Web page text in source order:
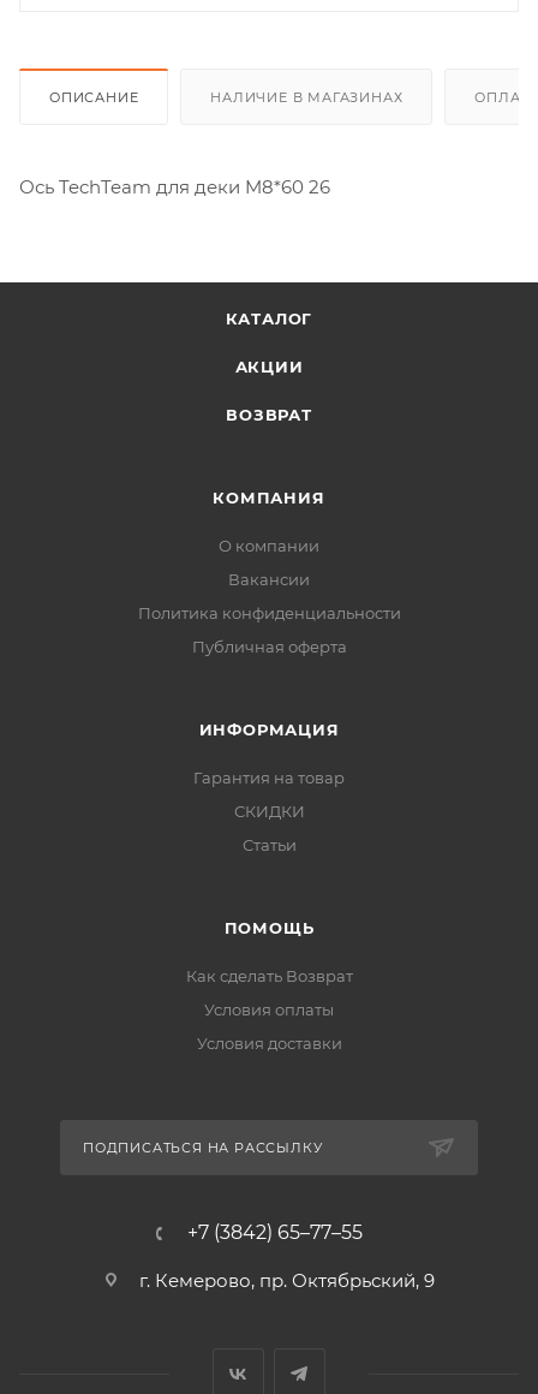
ОПИСАНИЕ НАЛИЧИЕ В МАГАЗИНАХ
Ось TechTeam для деки M8*60 26
КАТАЛОГ
АКЦИИ
ВОЗВРАТ
КОМПАНИЯ
О компании
Вакансии
Политика конфиденциальности
Публичная оферта
ИНФОРМАЦИЯ
Гарантия на товар
СКИДКИ
Статьи
ПОМОЩЬ
Как сделать Возврат
Условия оплаты
Условия доставки
ПОДПИСАТЬСЯ НА РАССЫЛКУ
+7 (3842) 65–77–55
г. Кемерово, пр. Октябрьский, 9